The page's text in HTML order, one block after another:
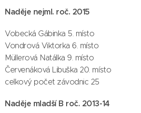
Naděje nejml. roč. 2015
Vobecká Gábinka 5. místo
Vondrová Viktorka 6. místo
Müllerová Natálka 9. místo
Červenáková Libuška 20. místo
celkový počet závodnic 25
Naděje mladší B roč. 2013-14